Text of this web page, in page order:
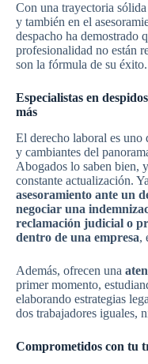
Con una trayectoria
y también en el
despacho ha demostrado
profesionalidad no están
son la fórmula de su éxito.
Especialistas en
más
El derecho laboral es uno
y cambiantes del
Abogados lo saben bien,
constante actualización.
asesoramiento ante un
negociar una
reclamación judicial o
dentro de una empresa,
Además, ofrecen una
primer momento,
elaborando estrategias
dos trabajadores iguales,
Comprometidos con tu